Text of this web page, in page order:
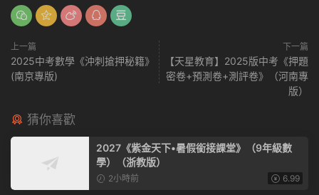
上一篇
2025中考數學《沖刺搶押秘籍》
(南京專版)
下一篇
【天星教育】2025版中考《押題
密卷+預測卷+測評卷》（河南專
版）
猜你喜歡
2027《紫金天下•暑假銜接課堂》（9年級數
學）（浙教版）
2小時前 6.99